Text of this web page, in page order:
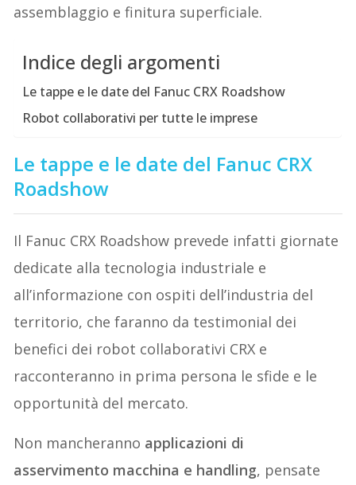
assemblaggio e finitura superficiale.
Indice degli argomenti
Le tappe e le date del Fanuc CRX Roadshow
Robot collaborativi per tutte le imprese
Le tappe e le date del Fanuc CRX
Roadshow
Il Fanuc CRX Roadshow prevede infatti giornate
dedicate alla tecnologia industriale e
all’informazione con ospiti dell’industria del
territorio, che faranno da testimonial dei
benefici dei robot collaborativi CRX e
racconteranno in prima persona le sfide e le
opportunità del mercato.
Non mancheranno applicazioni di
asservimento macchina e handling, pensate